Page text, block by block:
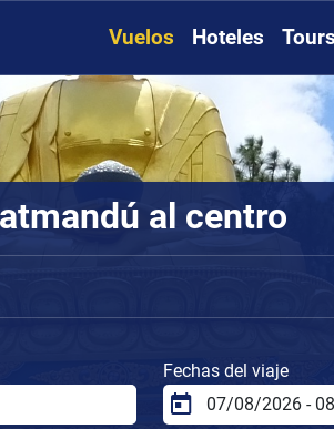
Vuelos Hoteles Tours
al centro
Fechas del viaje